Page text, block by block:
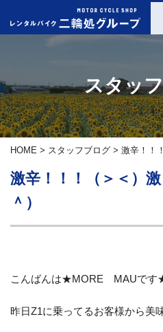
スタッ
HOME > スタッフブログ > 激辛！！
激辛！！！（＞＜）
＾）
こんばんは★MORE MAUです
昨日Z1に乗ってるお客様から美